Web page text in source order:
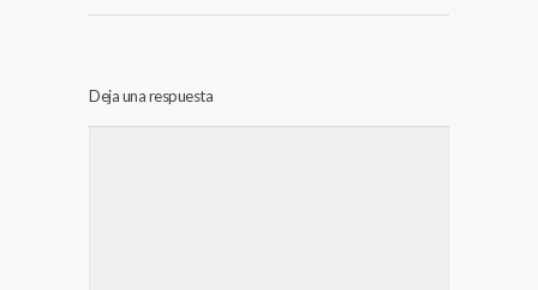
Deja una respuesta